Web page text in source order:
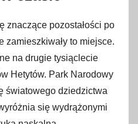
znaczące pozostałości po
zamieszkiwały to miejsce.
na drugie tysiąclecie
Hetytów. Park Narodowy
światowego dziedzictwa
się wydrążonymi